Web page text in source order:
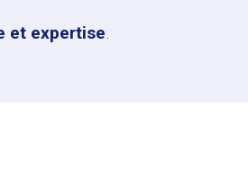
et expertise.